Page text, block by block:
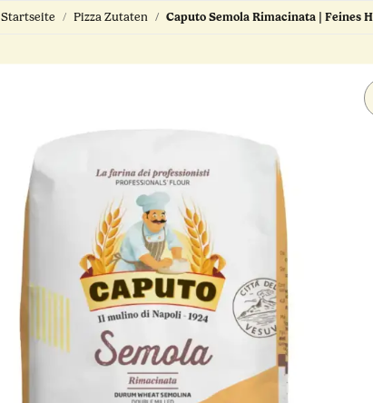
Startseite Pizza Zutaten Caputo Semola Rimacinata | Feines